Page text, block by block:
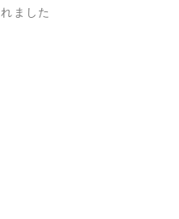
ました